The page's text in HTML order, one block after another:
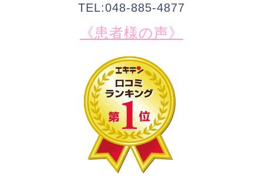
TEL:048-885-4877
《患者様の声》